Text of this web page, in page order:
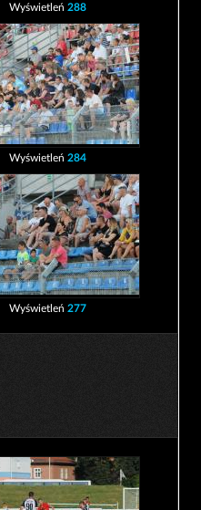
Wyświetleń288
Wyświetleń284
Wyświetleń277